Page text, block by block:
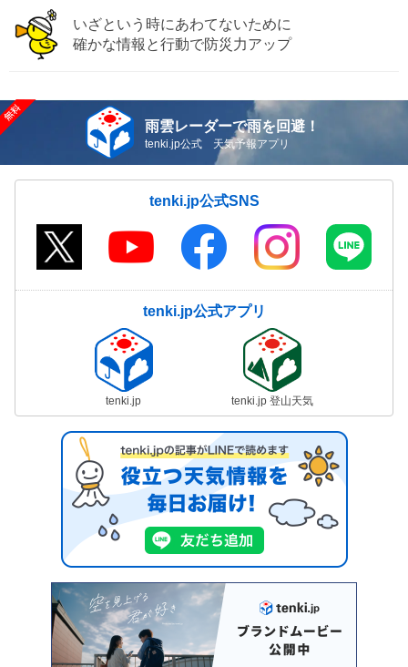
いざという時にあわてないために
確かな情報と行動で防災力アップ
雨雲レーダーで雨を回避！
tenki.jp公式 天気予報アプリ
tenki.jp公式SNS
tenki.jp公式アプリ
tenki.jp tenki.jp 登山天気